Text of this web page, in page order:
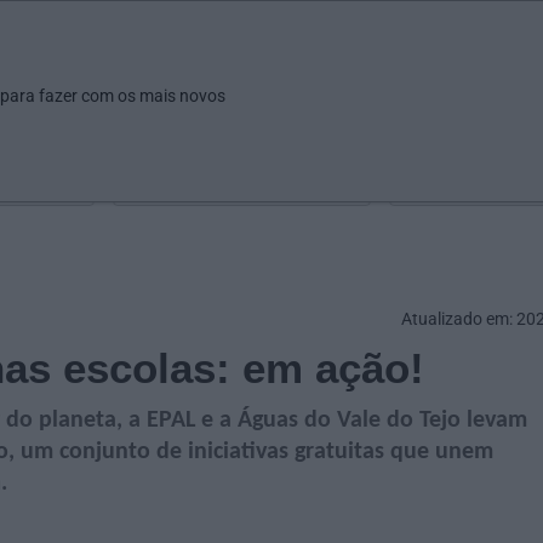
escolas: em ação!
planeta, a EPAL e a Águas do Vale do Tejo levam
um conjunto de iniciativas gratuitas que unem
Atualizado em:
fazer com os mais novos